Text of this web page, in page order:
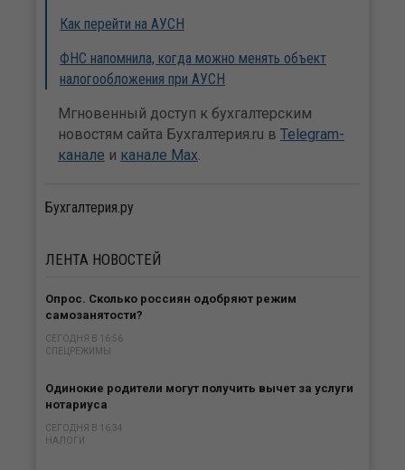
Как перейти на АУСН
ФНС напомнила, когда можно менять объект
налогообложения при АУСН
Мгновенный доступ к бухгалтерским
новостям сайта Бухгалтерия.ru в Telegram-
канале и канале Max.
Бухгалтерия.ру
ЛЕНТА НОВОСТЕЙ
Опрос. Сколько россиян одобряют режим
самозанятости?
СЕГОДНЯ В 16:56
СПЕЦРЕЖИМЫ
Одинокие родители могут получить вычет за услуги
нотариуса
СЕГОДНЯ В 16:34
НАЛОГИ